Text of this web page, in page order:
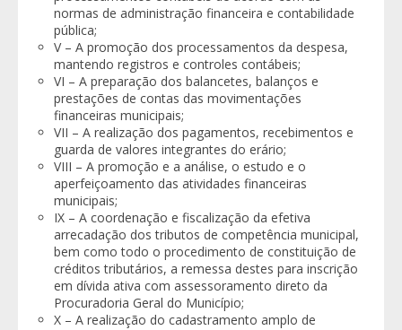
normas de administração financeira e contabilidade
pública;
V – A promoção dos processamentos da despesa,
mantendo registros e controles contábeis;
VI – A preparação dos balancetes, balanços e
prestações de contas das movimentações
financeiras municipais;
VII – A realização dos pagamentos, recebimentos e
guarda de valores integrantes do erário;
VIII – A promoção e a análise, o estudo e o
aperfeiçoamento das atividades financeiras
municipais;
IX – A coordenação e fiscalização da efetiva
arrecadação dos tributos de competência municipal,
bem como todo o procedimento de constituição de
créditos tributários, a remessa destes para inscrição
em dívida ativa com assessoramento direto da
Procuradoria Geral do Município;
X – A realização do cadastramento amplo de